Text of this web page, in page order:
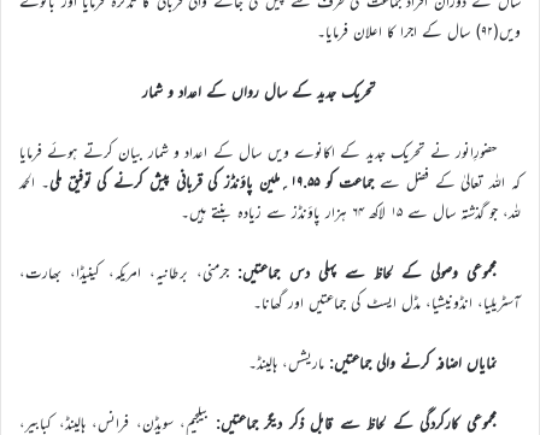
ویں(۹۲) سال کے اجرا کا اعلان فرمایا۔
تحریک جدید کے سال رواں کے اعداد و شمار
حضورِانور نے تحریک جدید کے اکانوے ویں سال کے اعداد و شمار بیان کرتے ہوئے فرمایا
کہ اللہ تعالیٰ کے فضل سےجماعت کو ۱۹.۵۵؍ملین پاؤنڈز کی قربانی پیش کرنے کی توفیق ملی
۔ الحمد
للہ، جو گذشتہ سال سے ۱۵ لاکھ ۶۴ ہزار پاؤنڈز سے زیادہ بنتے ہیں۔
مجموعی وصولی کے لحاظ سے پہلی دس جماعتیں: جرمنی، برطانیہ، امریکہ، کینیڈا، بھارت،
آسٹریلیا، انڈونیشیا، مڈل ایسٹ کی جماعتیں اور گھانا۔
نمایاں اضافہ کرنے والی جماعتیں: ماریشس، ہالینڈ۔
مجموعی کارکردگی کے لحاظ سے قابل ذکر دیگر جماعتیں: بیلجیم، سویڈن، فرانس، ہالینڈ، کبابیر،